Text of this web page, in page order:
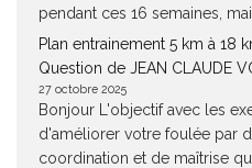
pendant ces 16 semaines,
Plan entrainement 5 km à 18
Question de JEAN CLAUDE
27 octobre 2025
Bonjour L'objectif avec les
d'améliorer votre foulée par
coordination et de maîtrise